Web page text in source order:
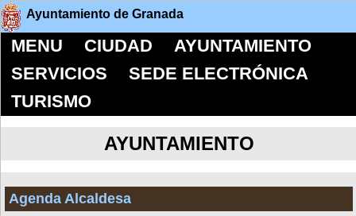
Ayuntamiento de Granada
MENU CIUDAD
AYUNTAMIENTO
SERVICIOS
SEDE ELECTRÓNICA
TURISMO
AYUNTAMIENTO
Agenda Alcaldesa